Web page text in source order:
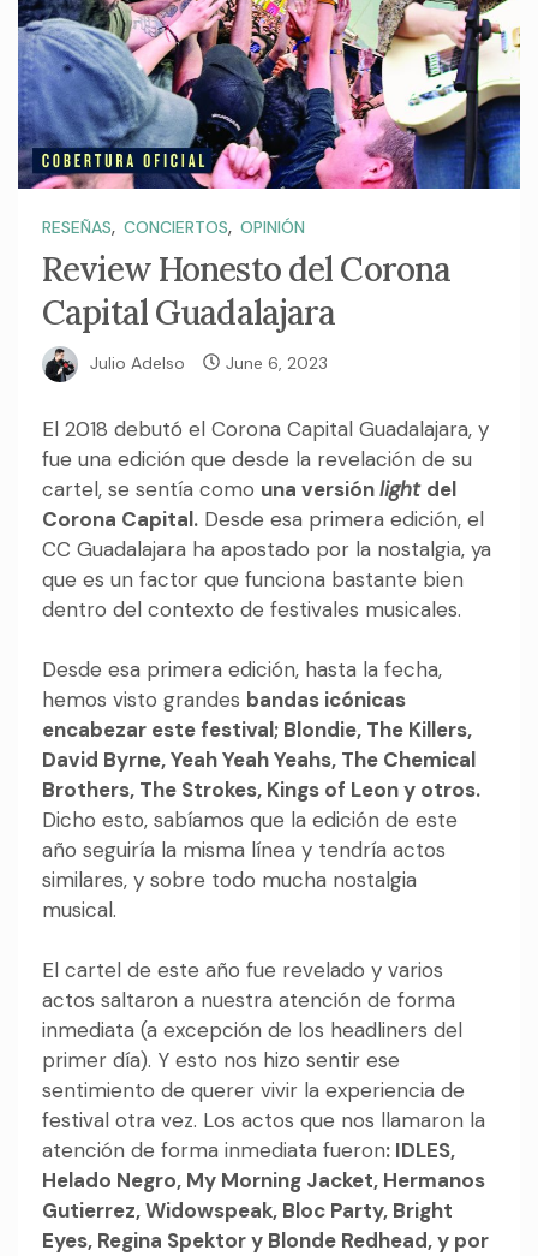
RESEÑAS, CONCIERTOS, OPINIÓN
Review Honesto del Corona
Capital Guadalajara
Julio Adelso June 6, 2023
El 2018 debutó el Corona Capital Guadalajara, y
fue una edición que desde la revelación de su
cartel, se sentía como una versiónlight del
Corona Capital. Desde esa primera edición, el
CC Guadalajara ha apostado por la nostalgia, ya
que es un factor que funciona bastante bien
dentro del contexto de festivales musicales.
Desde esa primera edición, hasta la fecha,
hemos visto grandes bandas icónicas
encabezar este festival; Blondie, The Killers,
David Byrne, Yeah Yeah Yeahs, The Chemical
Brothers, The Strokes, Kings of Leon y otros.
Dicho esto, sabíamos que la edición de este
año seguiría la misma línea y tendría actos
similares, y sobre todo mucha nostalgia
musical.
El cartel de este año fue revelado y varios
actos saltaron a nuestra atención de forma
inmediata (a excepción de los headliners del
primer día). Y esto nos hizo sentir ese
sentimiento de querer vivir la experiencia de
festival otra vez. Los actos que nos llamaron la
atención de forma inmediata fueron: IDLES,
Helado Negro, My Morning Jacket, Hermanos
Gutierrez, Widowspeak, Bloc Party, Bright
Eyes, Regina Spektor y Blonde Redhead, y por